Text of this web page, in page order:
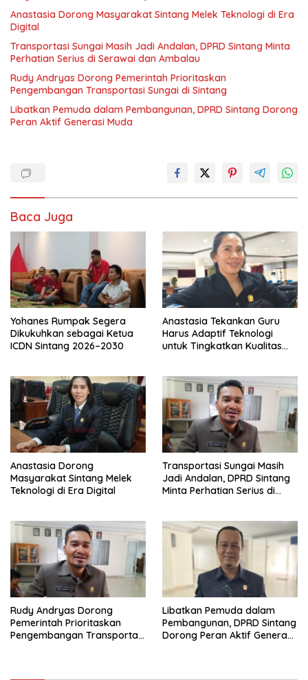
Anastasia Dorong Masyarakat Sintang Melek Teknologi di Era
Digital
Transportasi Sungai Masih Jadi Andalan, DPRD Sintang Minta
Perhatian Serius di Serawai dan Ambalau
Rudy Andryas Dorong Pemerintah Prioritaskan
Pengembangan Transportasi Sungai di Sintang
Libatkan Pemuda dalam Pembangunan, DPRD Sintang Dorong
Peran Aktif Generasi Muda
Baca Juga
Yohanes Rumpak Segera
Dikukuhkan sebagai Ketua
ICDN Sintang 2026–2030
Anastasia Tekankan Guru
Harus Adaptif Teknologi
untuk Tingkatkan Kualitas
Anastasia Dorong
Masyarakat Sintang Melek
Teknologi di Era Digital
Transportasi Sungai Masih
Jadi Andalan, DPRD Sintang
Minta Perhatian Serius di
Rudy Andryas Dorong
Pemerintah Prioritaskan
Pengembangan Transportasi
Libatkan Pemuda dalam
Pembangunan, DPRD Sintang
Dorong Peran Aktif Generasi